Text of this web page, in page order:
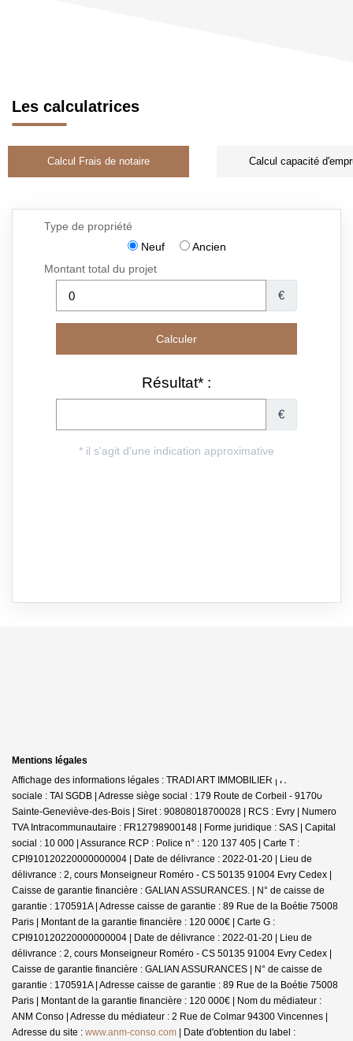
Les calculatrices
Calcul Frais de notaire Calcul capacité
Mentions légales
Affichage des informations légales : TRADI ART IMMOBILIER | Raison
sociale : TAI SGDB | Adresse siège social : 179 Route de Corbeil - 91700
Sainte-Geneviève-des-Bois | Siret : 90808018700028 | RCS : Evry | Numero
TVA Intracommunautaire : FR12798900148 | Forme juridique : SAS | Capital
social : 10 000 | Assurance RCP : Police n° : 120 137 405 | Carte T :
CPI910120220000000004 | Date de délivrance : 2022-01-20 | Lieu de
délivrance : 2, cours Monseigneur Roméro - CS 50135 91004 Evry Cedex |
Caisse de garantie financière : GALIAN ASSURANCES. | N° de caisse de
garantie : 170591A | Adresse caisse de garantie : 89 Rue de la Boétie 75008
Paris | Montant de la garantie financière : 120 000€ | Carte G :
CPI910120220000000004 | Date de délivrance : 2022-01-20 | Lieu de
délivrance : 2, cours Monseigneur Roméro - CS 50135 91004 Evry Cedex |
Caisse de garantie financière : GALIAN ASSURANCES | N° de caisse de
garantie : 170591A | Adresse caisse de garantie : 89 Rue de la Boétie 75008
Paris | Montant de la garantie financière : 120 000€ | Nom du médiateur :
ANM Conso | Adresse du médiateur : 2 Rue de Colmar 94300 Vincennes |
Adresse du site : www.anm-conso.com | Date d'obtention du label :